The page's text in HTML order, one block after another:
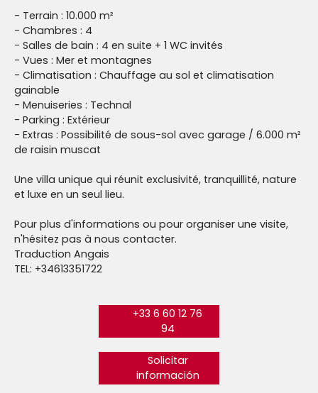
- Terrain : 10.000 m²
- Chambres : 4
- Salles de bain : 4 en suite + 1 WC invités
- Vues : Mer et montagnes
- Climatisation : Chauffage au sol et climatisation
gainable
- Menuiseries : Technal
- Parking : Extérieur
- Extras : Possibilité de sous-sol avec garage / 6.000 m²
de raisin muscat
Une villa unique qui réunit exclusivité, tranquillité, nature
et luxe en un seul lieu.
Pour plus d'informations ou pour organiser une visite,
n'hésitez pas à nous contacter.
Traduction Angais
TEL: +34613351722
+33 6 60 12 76
94
Solicitar
información